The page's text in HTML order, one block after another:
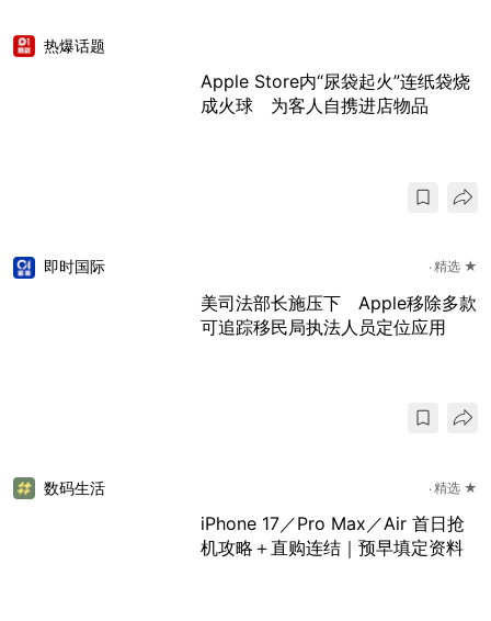
热爆话题
Apple Store内“尿袋起火”连纸袋烧
成火球 为客人自携进店物品
即时国际 精选 ★
美司法部长施压下 Apple移除多款
可追踪移民局执法人员定位应用
数码生活 精选 ★
iPhone 17／Pro Max／Air 首日抢
机攻略＋直购连结｜预早填定资料